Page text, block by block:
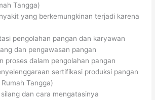
Tangga)
yang berkemungkinan terjadi karena
pengolahan pangan dan karyawan
dan pengawasan pangan
proses dalam pengolahan pangan
sertifikasi produksi pangan
Tangga)
dan cara mengatasinya